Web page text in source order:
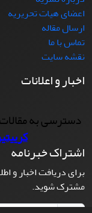
اعضای هیات تحریریه
ارسال مقاله
تماس با ما
نقشه سایت
اخبار و اعلانات
دسترسی به
اشتراک خبرنامه
برای دریافت اخبار و
مشترک شوید.